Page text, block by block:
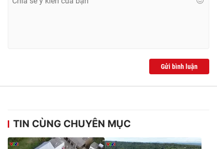
Nguyễn Thị Mỹ Hạnh, Phạm Quốc Thắng,
Tổng đài VTV:024.38 355 931 - 024.38 355 932
Liên hệ quảng cáo:024-7300.7108
Gửi bình luận
TIN CÙNG CHUYÊN MỤC